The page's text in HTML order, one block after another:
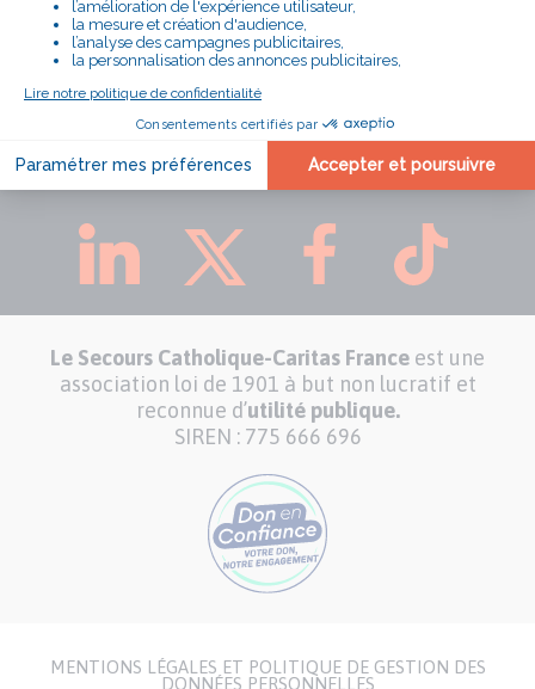
RETROUVEZ LE SECOURS CATHOLIQUE
CARITAS FRANCE SUR :
Le Secours Catholique-Caritas France est une
association loi de 1901 à but non lucratif et
reconnue d’utilité publique.
SIREN : 775 666 696
MENTIONS LÉGALES ET POLITIQUE DE GESTION DES
DONNÉES PERSONNELLES